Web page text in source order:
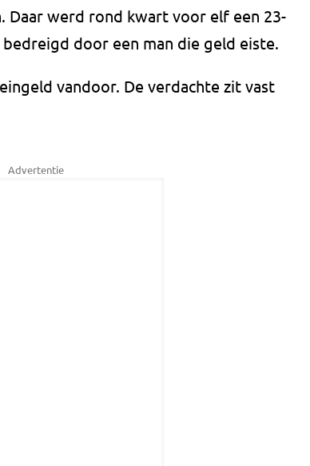
Daar werd rond kwart voor elf een 23-
door een man die geld eiste.
vandoor. De verdachte zit vast
Advertentie